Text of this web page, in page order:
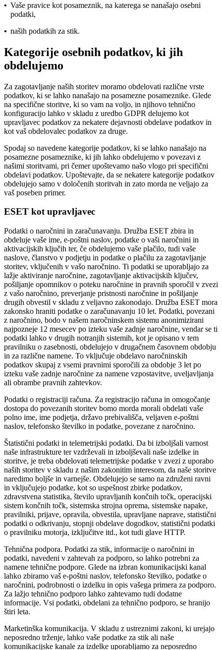
• Vaše pravice kot posameznik, na katerega se nanašajo osebni
podatki,
• naših podatkih za stik.
Kategorije osebnih podatkov, ki jih
obdelujemo
Za zagotavljanje naših storitev moramo obdelovati različne vrste
podatkov, ki se lahko nanašajo na posamezne posameznike. Glede
na specifične storitve, ki so vam na voljo, in njihovo tehnično
konfiguracijo lahko v skladu z uredbo GDPR delujemo kot
upravljavec podatkov za nekatere dejavnosti obdelave podatkov in
kot vaš obdelovalec podatkov za druge.
Spodaj so navedene kategorije podatkov, ki se lahko nanašajo na
posamezne posameznike, ki jih lahko obdelujemo v povezavi z
našimi storitvami, pri čemer upoštevamo našo vlogo pri specifični
obdelavi podatkov. Upoštevajte, da se nekatere kategorije podatkov
obdelujejo samo v določenih storitvah in zato morda ne veljajo za
vaš poseben primer.
ESET kot upravljavec
Podatki o naročnini in zaračunavanju. Družba ESET zbira in
obdeluje vaše ime, e-poštni naslov, podatke o vaši naročnini in
aktivacijskih ključih ter, če obdelujemo vaše plačilo, tudi vaše
naslove, članstvo v podjetju in podatke o plačilu za zagotavljanje
storitev, vključenih v vašo naročnino. Ti podatki se uporabljajo za
lažje aktiviranje naročnine, zagotavljanje aktivacijskih ključev,
pošiljanje opomnikov o poteku naročnine in pravnih sporočil v zvezi
z vašo naročnino, preverjanje pristnosti naročnine in pošiljanje
drugih obvestil v skladu z veljavno zakonodajo. Družba ESET mora
zakonsko hraniti podatke o zaračunavanju 10 let. Podatki, povezani
z naročnino, bodo v našem naročninskem sistemu anonimizirani
najpozneje 12 mesecev po izteku vaše zadnje naročnine, vendar se ti
podatki lahko v drugih notranjih sistemih, kot je opisano v tem
pravilniku o zasebnosti, obdelujejo v drugačnem časovnem obdobju
in za različne namene. To vključuje obdelavo naročninskih
podatkov skupaj z vsemi pravnimi sporočili za obdobje 3 let po
izteku vaše zadnje naročnine za namene vzpostavitve, uveljavljanja
ali obrambe pravnih zahtevkov.
Podatki o registraciji računa. Za registracijo računa in omogočanje
dostopa do povezanih storitev bomo morda morali obdelati vaše
polno ime, ime podjetja, državo prebivališča, veljaven e-poštni
naslov, telefonsko številko in podatke, povezane z naročnino.
Štatistični podatki in telemetrijski podatki. Da bi izboljšali varnost
naše infrastrukture ter vzdrževali in izboljševali naše izdelke in
storitve, je treba obdelovati telemetrijske podatke v zvezi z uporabo
naših storitev v skladu z našim zakonitim interesom, da naše storitve
naredimo boljše in varnejše. Obdelujejo se samo na združeni ravni
in vključujejo podatke, kot so uspešnost zbirke podatkov,
zdravstvena statistika, število upravljanih končnih točk, operacijski
sistem končnih točk, sistemska strojna oprema, sistemske napake,
pravilniki, prijave, opravila, obvestila, upravljane naprave, statistični
podatki o odkrivanju, stopnji obdelave dogodkov, statistični podatki
o pravilniku motorja, izključitve itd., kot tudi glave HTTP.
Tehnična podpora. Podatki za stik, informacije o naročnini in
podatki, navedeni v zahtevah za podporo, so lahko potrebni za
namene tehnične podpore. Glede na izbran komunikacijski kanal
lahko zbiramo vaš e-poštni naslov, telefonsko številko, podatke o
naročnini, podrobnosti o izdelku in opis vašega primera za podporo.
Za lažjo tehnično podporo lahko zahtevamo tudi dodatne
informacije. Vsi podatki, obdelani za tehnično podporo, se hranijo
štiri leta.
Marketinška komunikacija. V skladu z ustreznimi zakoni, ki urejajo
neposredno trženje, lahko vaše podatke za stik ali naše
komunikacijske kanale za izdelke uporabljamo za neposredno